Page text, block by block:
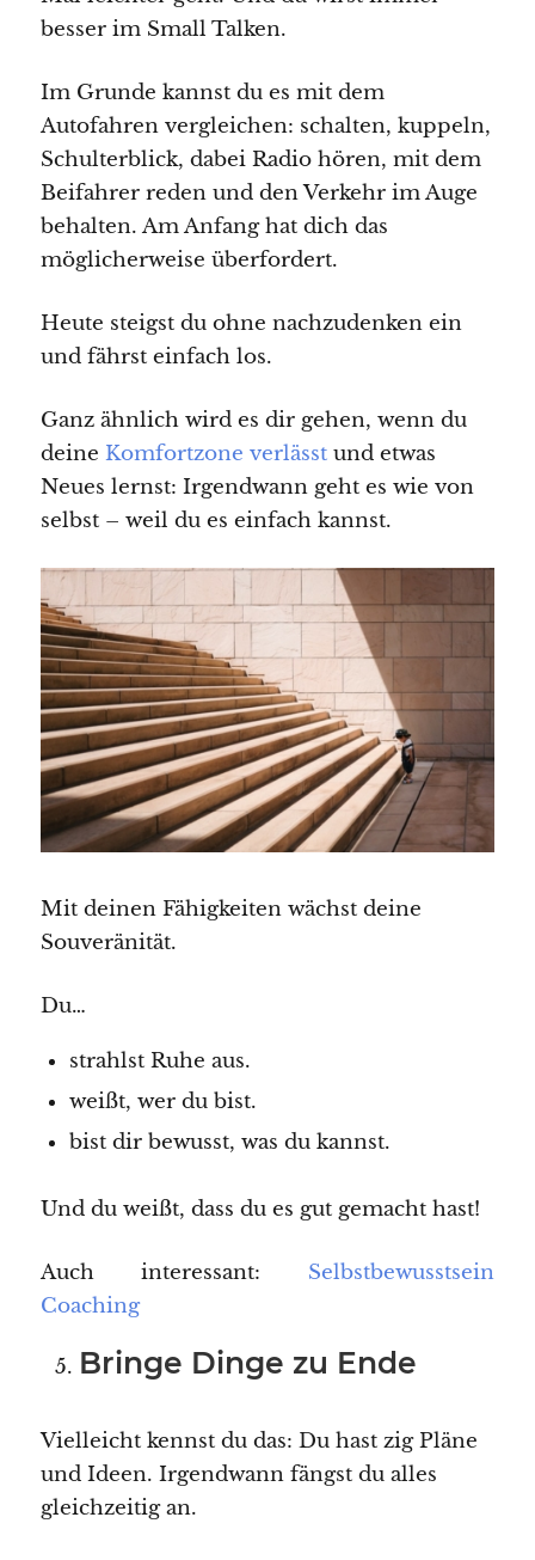
besser im Small Talken.
Im Grunde kannst du es mit dem
Autofahren vergleichen: schalten, kuppeln,
Schulterblick, dabei Radio hören, mit dem
Beifahrer reden und den Verkehr im Auge
behalten. Am Anfang hat dich das
möglicherweise überfordert.
Heute steigst du ohne nachzudenken ein
und fährst einfach los.
Ganz ähnlich wird es dir gehen, wenn du
deine Komfortzone verlässtund etwas
Neues lernst: Irgendwann geht es wie von
selbst – weil du es einfach kannst.
Mit deinen Fähigkeiten wächst deine
Souveränität.
Du…
strahlst Ruhe aus.
weißt, wer du bist.
bist dir bewusst, was du kannst.
Und du weißt, dass du es gut gemacht hast!
Auch interessant: Selbstbewusstsein
Coaching
Bringe Dinge zu Ende
Vielleicht kennst du das: Du hast zig Pläne
und Ideen. Irgendwann fängst du alles
gleichzeitig an.